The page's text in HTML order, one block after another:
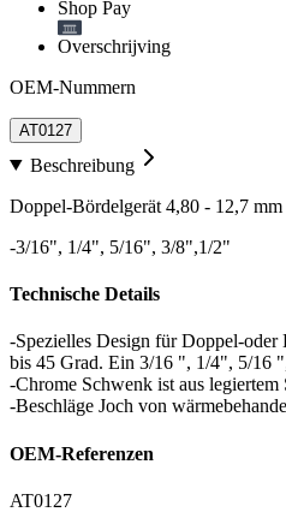
Shop Pay
Overschrijving
OEM-Nummern
AT0127
Beschreibung
Doppel-Bördelgerät 4,80 - 12,7
-3/16", 1/4", 5/16", 3/8",1/2"
Technische Details
-Spezielles Design für Doppel-
bis 45 Grad. Ein 3/16 ", 1/4", 5/16
-Chrome Schwenk ist aus
-Beschläge Joch von
OEM-Referenzen
AT0127